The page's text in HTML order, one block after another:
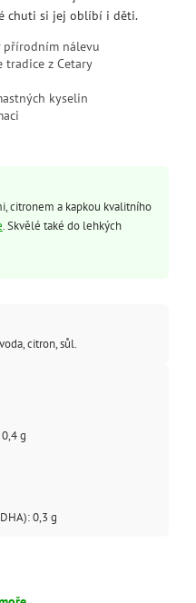
chuti si jej oblíbí i děti.
přírodním nálevu
tradice z Cetary
kyselin
citronem a kapkou kvalitního
. Skvělé také do lehkých
citron, sůl.
g
0,3 g